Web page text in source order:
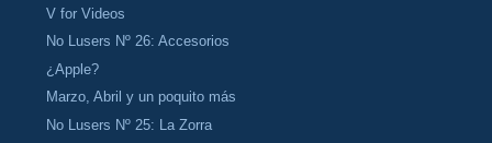
V for Videos
No Lusers Nº 26: Accesorios
¿Apple?
Marzo, Abril y un poquito más
No Lusers Nº 25: La Zorra